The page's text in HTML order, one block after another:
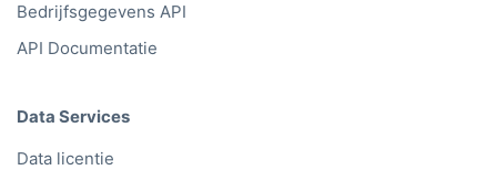
Bedrijfsgegevens API
API Documentatie
Data Services
Data licentie